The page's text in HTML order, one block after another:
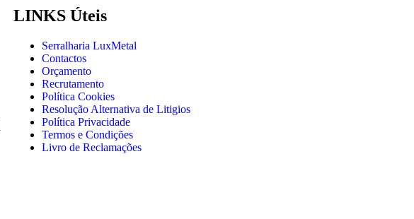
LINKS Úteis
Serralharia LuxMetal
Contactos
Orçamento
Recrutamento
Política Cookies
Resolução Alternativa de Litigios
Política Privacidade
Termos e Condições
Livro de Reclamações